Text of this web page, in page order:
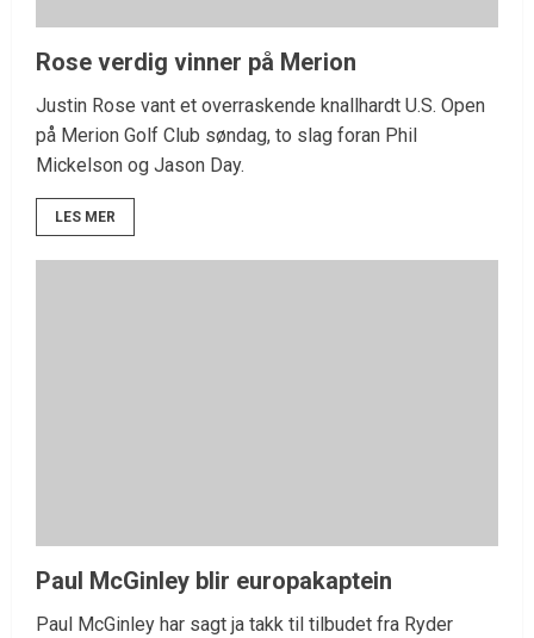
Rose verdig vinner på Merion
Justin Rose vant et overraskende knallhardt U.S. Open
på Merion Golf Club søndag, to slag foran Phil
Mickelson og Jason Day.
LES MER
Paul McGinley blir europakaptein
Paul McGinley har sagt ja takk til tilbudet fra Ryder